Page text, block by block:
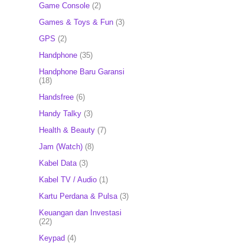
Game Console (2)
Games & Toys & Fun (3)
GPS (2)
Handphone (35)
Handphone Baru Garansi
(18)
Handsfree (6)
Handy Talky (3)
Health & Beauty (7)
Jam (Watch) (8)
Kabel Data (3)
Kabel TV / Audio (1)
Kartu Perdana & Pulsa (3)
Keuangan dan Investasi
(22)
Keypad (4)